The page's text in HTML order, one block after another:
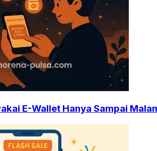
E-Wallet Hanya Sampai